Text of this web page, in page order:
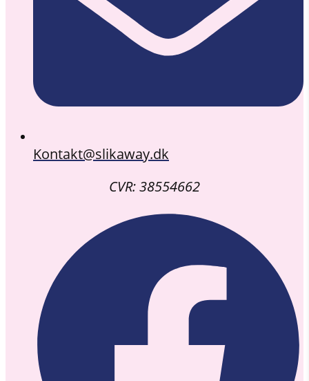
Kontakt@slikaway.dk
CVR: 38554662